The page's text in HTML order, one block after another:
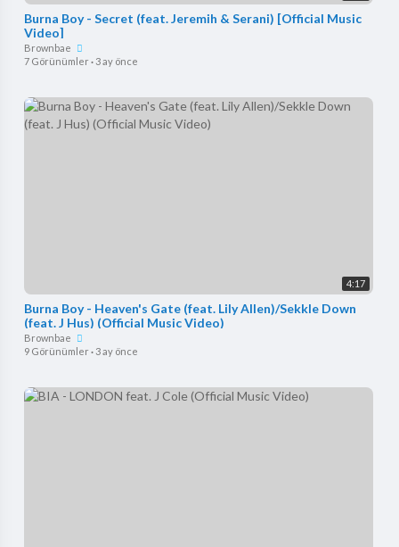
Burna Boy - Secret (feat. Jeremih & Serani) [Official Music
Video]
Brownbae
7 Görünümler · 3 ay önce
4:17
Burna Boy - Heaven's Gate (feat. Lily Allen)/Sekkle Down
(feat. J Hus) (Official Music Video)
Brownbae
9 Görünümler · 3 ay önce